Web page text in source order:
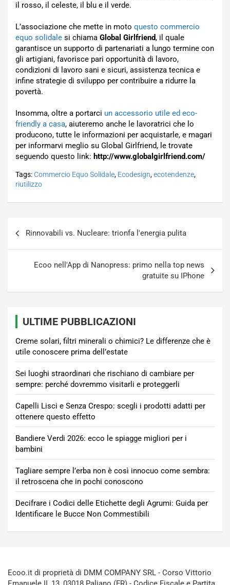
il rosso, il celeste, il blu e il verde.
L’associazione che mette in moto questo commercio
equo solidale si chiama Global Girlfriend, il quale
garantisce un supporto di partenariati a lungo termine con
gli artigiani, favorisce pari opportunità di lavoro,
condizioni di lavoro sani e sicuri, assistenza tecnica e
infine strategie di sviluppo per contribuire a ridurre la
povertà.
Insomma, oltre a portarci un accessorio utile ed eco-
friendly a casa, aiuteremo anche le lavoratrici che lo
producono, tutte le informazioni per acquistarle, e magari
per informarvi meglio su Global Girlfriend, le trovate
seguendo questo link: http://www.globalgirlfriend.com/
Tags:Commercio Equo Solidale, Ecodesign,ecotendenze,
riutilizzo
Rinnovabili vs. Nucleare: trionfa l'energia pulita
Ecoo nell'App di Nanopress: primo nella top news
gratuite su IPhone
ULTIME PUBBLICAZIONI
Creme solari, filtri minerali o chimici? Le differenze che è
utile conoscere prima dell’estate
Sei luoghi straordinari che rischiano di cambiare per
sempre: perché dovremmo visitarli e proteggerli
Capelli Lisci e Senza Crespo: scegli i prodotti adatti per
ottenere questo effetto
Bandiere Verdi 2026: ecco le spiagge migliori per i
bambini
Tagliare sempre l’erba non è così innocuo come sembra:
il retroscena che in pochi conoscono
Decifrare i Codici delle Etichette degli Agrumi: Guida per
Identificare le Bucce Non Commestibili
Ecoo.it di proprietà di DMM COMPANY SRL - Corso Vittorio